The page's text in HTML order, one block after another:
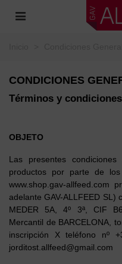
CONDICIONES
Términos y condiciones
OBJETO
Las presentes
productos por parte de
www.shop.gav-allfeed.com
adelante GAV-ALLFEED SL)
MEDER 5A, 4º 3ª, CIF
Mercantil de BARCELONA,
inscripción X teléfono nº
jorditost.allfeed@gmail.com